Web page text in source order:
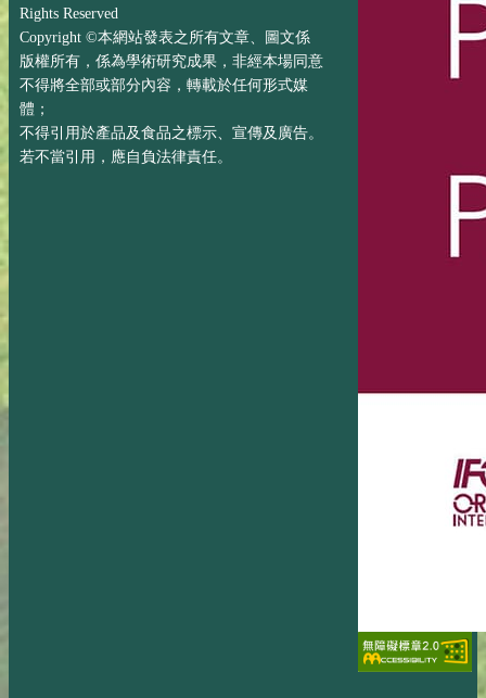
Rights Reserved
Copyright ©本網站發表之所有文章、圖文係
版權所有，係為學術研究成果，非經本場同意
不得將全部或部分內容，轉載於任何形式媒
體；
不得引用於產品及食品之標示、宣傳及廣告。
若不當引用，應自負法律責任。